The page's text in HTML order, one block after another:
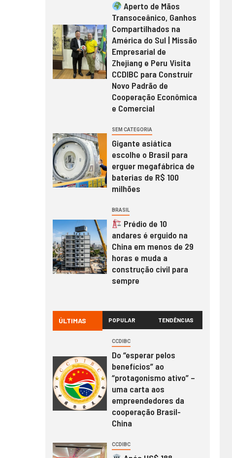
Aperto de Mãos
Transoceânico, Ganhos
Compartilhados na
América do Sul | Missão
Empresarial de
Zhejiang e Peru Visita
CCDIBC para Construir
Novo Padrão de
Cooperação Econômica
e Comercial
SEM CATEGORIA
Gigante asiática
escolhe o Brasil para
erguer megafábrica de
baterias de R$ 100
milhões
BRASIL
Prédio de 10
andares é erguido na
China em menos de 29
horas e muda a
construção civil para
sempre
ÚLTIMAS POPULAR TENDÊNCIAS
CCDIBC
Do “esperar pelos
benefícios” ao
“protagonismo ativo” –
uma carta aos
empreendedores da
cooperação Brasil-
China
CCDIBC